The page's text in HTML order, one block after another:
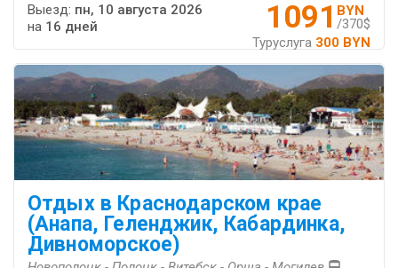
1091 BYN
/370$
Туруслуга 300 BYN
Выезд: пн, 10 августа 2026
на 16 дней
Отдых в Краснодарском крае
(Анапа, Геленджик, Кабардинка,
Дивноморское)